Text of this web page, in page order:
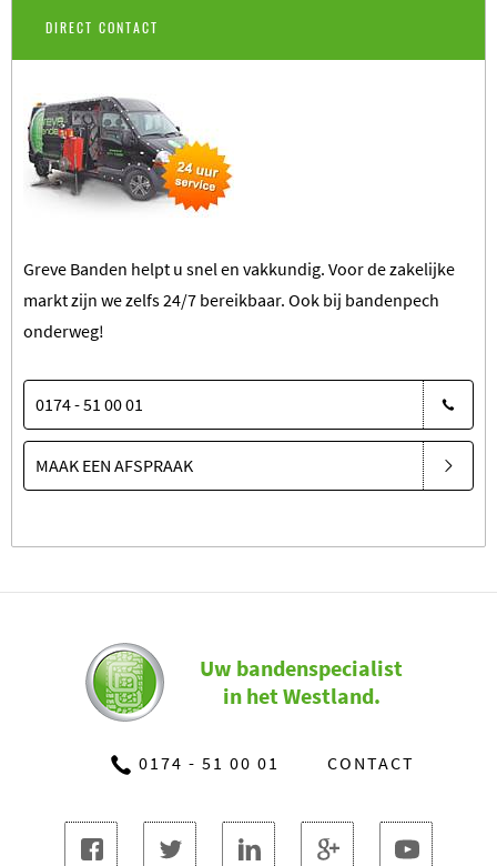
DIRECT CONTACT
Greve Banden helpt u snel en vakkundig. Voor de zakelijke
markt zijn we zelfs 24/7 bereikbaar. Ook bij bandenpech
onderweg!
0174 - 51 00 01
MAAK EEN AFSPRAAK
Uw bandenspecialist
in het Westland.
0174 - 51 00 01 CONTACT